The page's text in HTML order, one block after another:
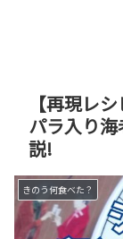
【再現レ
パラ入り
説!
きのう何食べた？